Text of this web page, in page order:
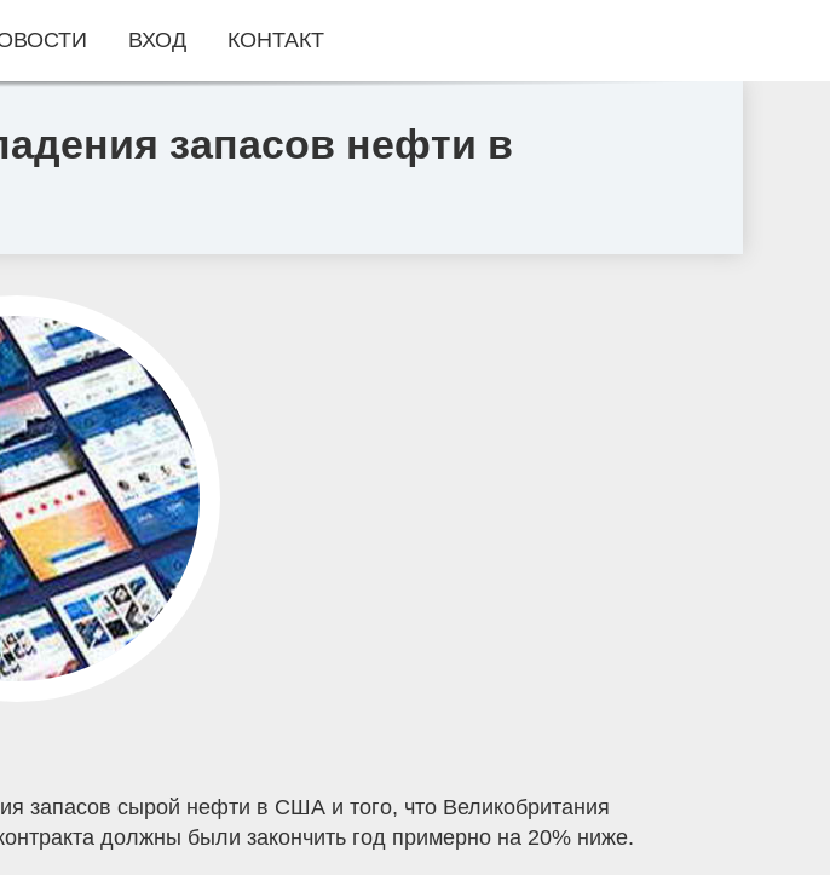
запасов нефти в
запасов сырой нефти в США и того, что Великобритания
должны были закончить год примерно на 20% ниже.
ВХОД КОНТАКТ